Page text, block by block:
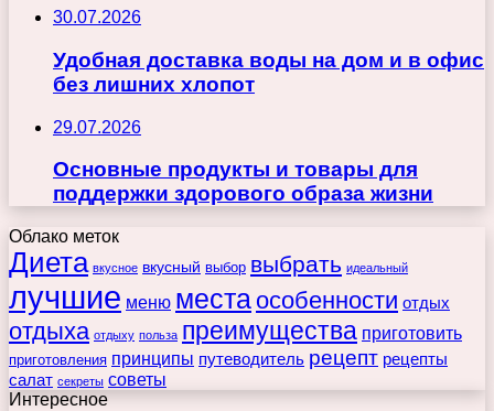
30.07.2026
Удобная доставка воды на дом и в офис
без лишних хлопот
29.07.2026
Основные продукты и товары для
поддержки здорового образа жизни
Облако меток
Диета вкусное вкусный выбор выбрать идеальный
лучшие меню места особенности отдых
отдыха отдыху польза преимущества приготовить
приготовления принципы путеводитель рецепт рецепты
салат секреты советы
Интересное